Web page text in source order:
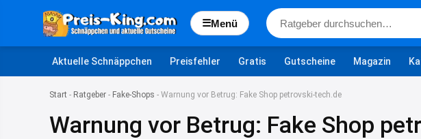
☰Menü
Aktuelle Schnäppchen Preisfehler Gratis Gutscheine Magazin
Start - Ratgeber - Fake-Shops - Warnung vor Betrug: Fake Shop petrovski-tech.de
Warnung vor Betrug: Fake Shop